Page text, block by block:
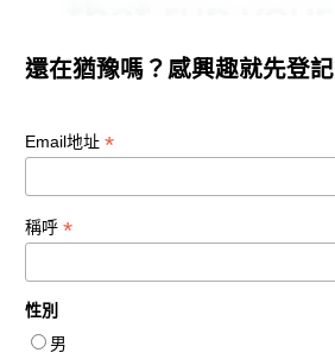
還在猶豫嗎？感興趣就先登記
Email地址 *
稱呼 *
性別
男